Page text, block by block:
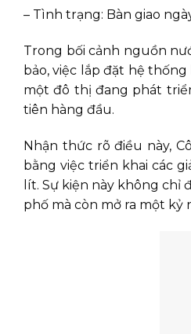
– Tình trạng: Bàn giao
Trong bối cảnh nguồn
bảo, việc lắp đặt hệ
một đô thị đang phát
tiên hàng đầu.
Nhận thức rõ điều này,
bằng việc triển khai các
lít. Sự kiện này không chỉ
phố mà còn mở ra một kỷ